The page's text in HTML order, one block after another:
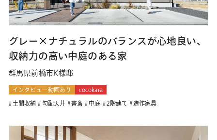
グレー×ナチュラルのバランスが心地良い、
収納力の高い中庭のある家
群馬県前橋市K様邸
インタビュー動画あり cocokara
土間収納 勾配天井 書斎 中庭 2階建て 造作家具